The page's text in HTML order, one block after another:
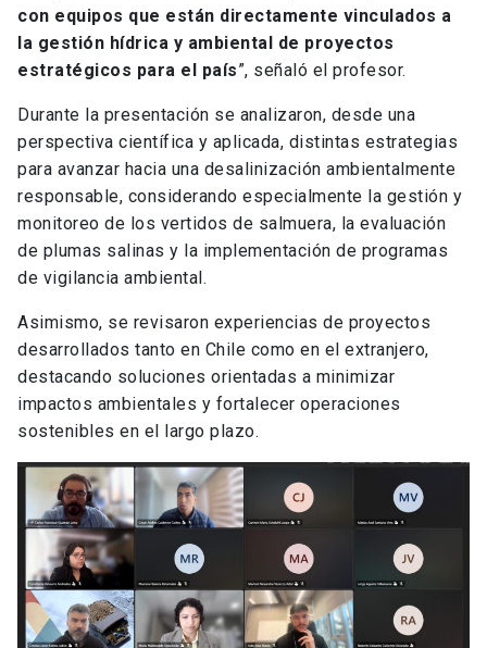
con equipos que están directamente vinculados a
la gestión hídrica y ambiental de proyectos
estratégicos para el país”, señaló el profesor.
Durante la presentación se analizaron, desde una
perspectiva científica y aplicada, distintas estrategias
para avanzar hacia una desalinización ambientalmente
responsable, considerando especialmente la gestión y
monitoreo de los vertidos de salmuera, la evaluación
de plumas salinas y la implementación de programas
de vigilancia ambiental.
Asimismo, se revisaron experiencias de proyectos
desarrollados tanto en Chile como en el extranjero,
destacando soluciones orientadas a minimizar
impactos ambientales y fortalecer operaciones
sostenibles en el largo plazo.